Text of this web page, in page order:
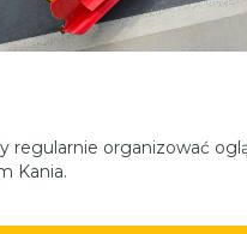
regularnie organizować
Kania.